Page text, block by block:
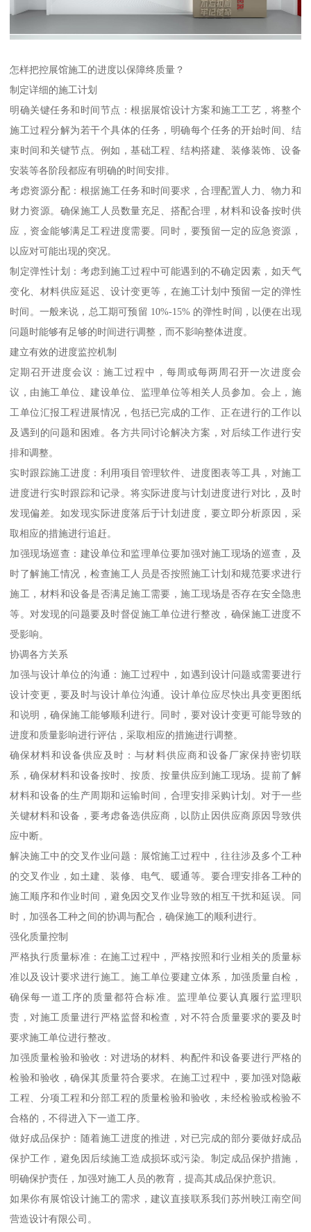
怎样把控展馆施工的进度以保障终质量？
制定详细的施工计划
明确关键任务和时间节点：根据展馆设计方案和施工工艺，将整个
施工过程分解为若干个具体的任务，明确每个任务的开始时间、结
束时间和关键节点。例如，基础工程、结构搭建、装修装饰、设备
安装等各阶段都应有明确的时间安排。
考虑资源分配：根据施工任务和时间要求，合理配置人力、物力和
财力资源。确保施工人员数量充足、搭配合理，材料和设备按时供
应，资金能够满足工程进度需要。同时，要预留一定的应急资源，
以应对可能出现的突况。
制定弹性计划：考虑到施工过程中可能遇到的不确定因素，如天气
变化、材料供应延迟、设计变更等，在施工计划中预留一定的弹性
时间。一般来说，总工期可预留 10%-15% 的弹性时间，以便在出现
问题时能够有足够的时间进行调整，而不影响整体进度。
建立有效的进度监控机制
定期召开进度会议：施工过程中，每周或每两周召开一次进度会
议，由施工单位、建设单位、监理单位等相关人员参加。会上，施
工单位汇报工程进展情况，包括已完成的工作、正在进行的工作以
及遇到的问题和困难。各方共同讨论解决方案，对后续工作进行安
排和调整。
实时跟踪施工进度：利用项目管理软件、进度图表等工具，对施工
进度进行实时跟踪和记录。将实际进度与计划进度进行对比，及时
发现偏差。如发现实际进度落后于计划进度，要立即分析原因，采
取相应的措施进行追赶。
加强现场巡查：建设单位和监理单位要加强对施工现场的巡查，及
时了解施工情况，检查施工人员是否按照施工计划和规范要求进行
施工，材料和设备是否满足施工需要，施工现场是否存在安全隐患
等。对发现的问题要及时督促施工单位进行整改，确保施工进度不
受影响。
协调各方关系
加强与设计单位的沟通：施工过程中，如遇到设计问题或需要进行
设计变更，要及时与设计单位沟通。设计单位应尽快出具变更图纸
和说明，确保施工能够顺利进行。同时，要对设计变更可能导致的
进度和质量影响进行评估，采取相应的措施进行调整。
确保材料和设备供应及时：与材料供应商和设备厂家保持密切联
系，确保材料和设备按时、按质、按量供应到施工现场。提前了解
材料和设备的生产周期和运输时间，合理安排采购计划。对于一些
关键材料和设备，要考虑备选供应商，以防止因供应商原因导致供
应中断。
解决施工中的交叉作业问题：展馆施工过程中，往往涉及多个工种
的交叉作业，如土建、装修、电气、暖通等。要合理安排各工种的
施工顺序和作业时间，避免因交叉作业导致的相互干扰和延误。同
时，加强各工种之间的协调与配合，确保施工的顺利进行。
强化质量控制
严格执行质量标准：在施工过程中，严格按照和行业相关的质量标
准以及设计要求进行施工。施工单位要建立体系，加强质量自检，
确保每一道工序的质量都符合标准。监理单位要认真履行监理职
责，对施工质量进行严格监督和检查，对不符合质量要求的要及时
要求施工单位进行整改。
加强质量检验和验收：对进场的材料、构配件和设备要进行严格的
检验和验收，确保其质量符合要求。在施工过程中，要加强对隐蔽
工程、分项工程和分部工程的质量检验和验收，未经检验或检验不
合格的，不得进入下一道工序。
做好成品保护：随着施工进度的推进，对已完成的部分要做好成品
保护工作，避免因后续施工造成损坏或污染。制定成品保护措施，
明确保护责任，加强对施工人员的教育，提高其成品保护意识。
如果你有展馆设计施工的需求，建议直接联系我们苏州映江南空间
营造设计有限公司。